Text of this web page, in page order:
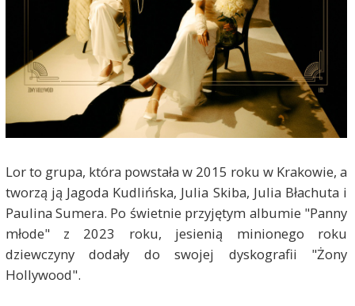
Lor to grupa, która powstała w 2015 roku w Krakowie, a
tworzą ją Jagoda Kudlińska, Julia Skiba, Julia Błachuta i
Paulina Sumera. Po świetnie przyjętym albumie "Panny
młode" z 2023 roku, jesienią minionego roku
dziewczyny dodały do swojej dyskografii "Żony
Hollywood".